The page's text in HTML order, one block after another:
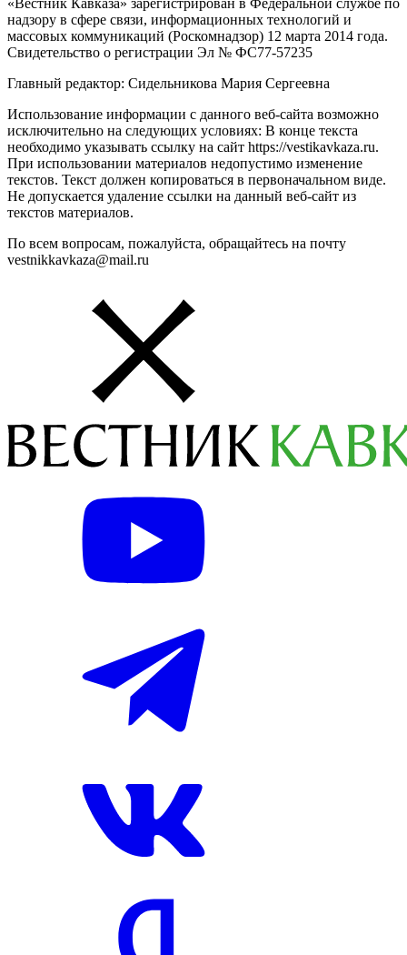
«Вестник Кавказа» зарегистрирован в Федеральной службе по
надзору в сфере связи, информационных технологий и
массовых коммуникаций (Роскомнадзор) 12 марта 2014 года.
Свидетельство о регистрации Эл № ФС77-57235
Главный редактор: Сидельникова Мария Сергеевна
Использование информации с данного веб-сайта возможно
исключительно на следующих условиях: В конце текста
необходимо указывать ссылку на сайт https://vestikavkaza.ru.
При использовании материалов недопустимо изменение
текстов. Текст должен копироваться в первоначальном виде.
Не допускается удаление ссылки на данный веб-сайт из
текстов материалов.
По всем вопросам, пожалуйста, обращайтесь на почту
vestnikkavkaza@mail.ru